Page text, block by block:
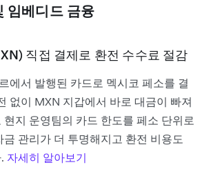
임베디드 금융
직접 결제로 환전 수수료 절감
에서 발행된 카드로 멕시코 페소를 결
없이 MXN 지갑에서 바로 대금이 빠져
현지 운영팀의 카드 한도를 페소 단위로
금 관리가 더 투명해지고 환전 비용도
자세히 알아보기